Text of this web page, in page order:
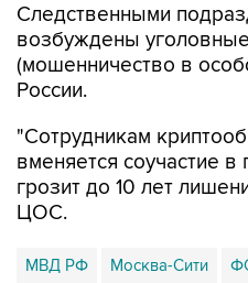
Следственными
возбуждены
(мошенничество в
России.
"Сотрудникам
вменяется соучастие в
грозит до 10 лет
ЦОС.
МВД РФ Москва-Сити